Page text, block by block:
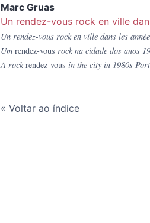
Marc Gruas
Un rendez-vous rock en ville
Un rendez-vous rock en ville dans les
Um rendez-vous rock na cidade dos anos
A rockrendez-vous in the city in 1980s
Voltar ao índice